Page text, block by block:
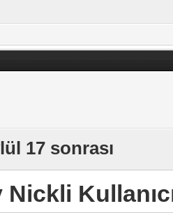
17 sonrası